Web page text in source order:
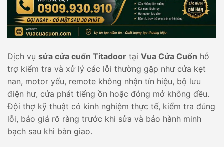
Dịch vụ sửa cửa cuốn Titadoor tại Vua Cửa Cuốn hỗ
trợ kiểm tra và xử lý các lỗi thường gặp như cửa kẹt
nan, motor yếu, remote không nhận tín hiệu, bộ lưu
điện hư, cửa phát tiếng ồn hoặc đóng mở không đều.
Đội thợ kỹ thuật có kinh nghiệm thực tế, kiểm tra đúng
lỗi, báo giá rõ ràng trước khi sửa và bảo hành minh
bạch sau khi bàn giao.